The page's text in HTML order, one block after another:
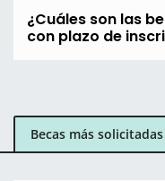
¿Cuáles son las
con plazo de
Becas más solicitadas